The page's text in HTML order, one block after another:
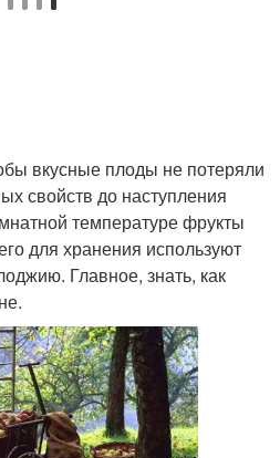
вкусные плоды не потеряли
свойств до наступления
температуре фрукты
для хранения используют
Главное, знать, как